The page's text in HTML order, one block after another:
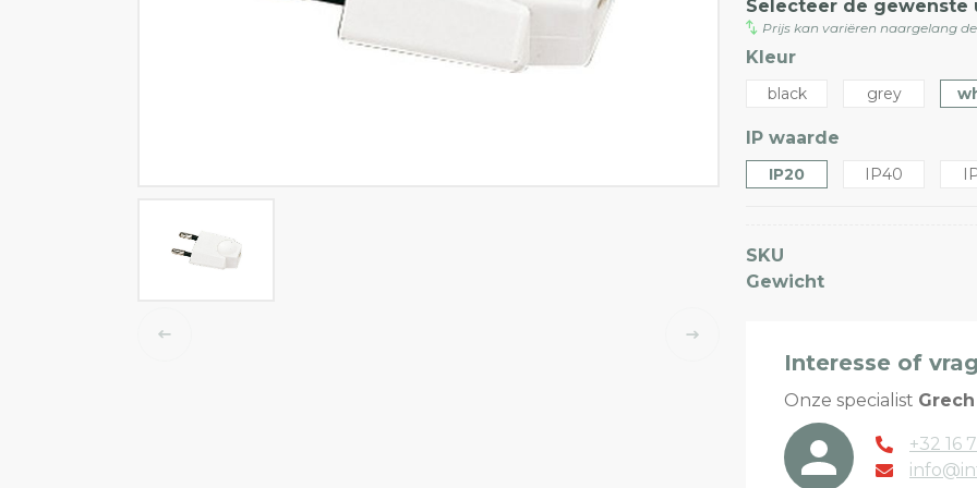
LED tracklights
Selecteer de gewenste
Prijs kan variëren naargelang
Kleur
black grey
IP waarde
IP20 IP40
SKU
Gewicht
Interesse of
Onze specialist Grech
+32 16